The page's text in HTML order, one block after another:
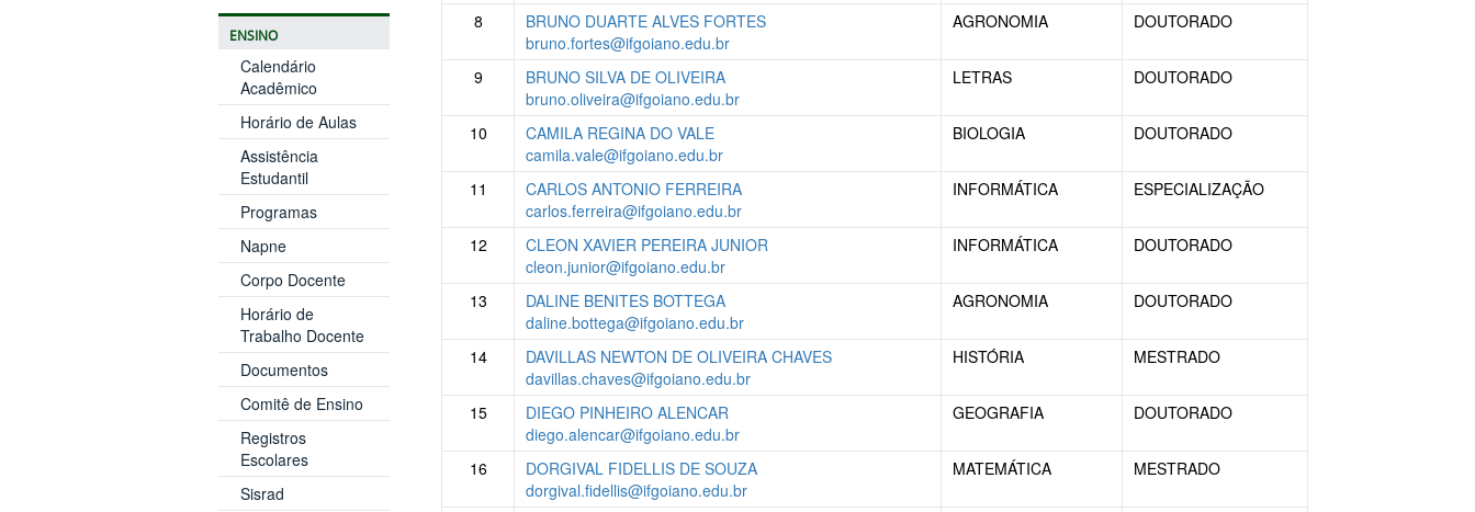
ENSINO
Calendário
Acadêmico
Horário de Aulas
Assistência
Estudantil
Programas
Napne
Corpo Docente
Horário de
Trabalho Docente
Documentos
Comitê de Ensino
Registros
Escolares
Sisrad
8
BRUNO DUARTE ALVES FORTES
bruno.fortes@ifgoiano.edu.br
AGRONOMIA DOUTORADO
9
BRUNO SILVA DE OLIVEIRA
bruno.oliveira@ifgoiano.edu.br
LETRAS DOUTORADO
10
CAMILA REGINA DO VALE
camila.vale@ifgoiano.edu.br
BIOLOGIA DOUTORADO
11
CARLOS ANTONIO FERREIRA
carlos.ferreira@ifgoiano.edu.br
INFORMÁTICA ESPECIALIZAÇÃO
12
CLEON XAVIER PEREIRA JUNIOR
cleon.junior@ifgoiano.edu.br
INFORMÁTICA DOUTORADO
13
DALINE BENITES BOTTEGA
daline.bottega@ifgoiano.edu.br
AGRONOMIA DOUTORADO
14
DAVILLAS NEWTON DE OLIVEIRA CHAVES
davillas.chaves@ifgoiano.edu.br
HISTÓRIA MESTRADO
15
DIEGO PINHEIRO ALENCAR
diego.alencar@ifgoiano.edu.br
GEOGRAFIA DOUTORADO
16
DORGIVAL FIDELLIS DE SOUZA
dorgival.fidellis@ifgoiano.edu.br
MATEMÁTICA MESTRADO